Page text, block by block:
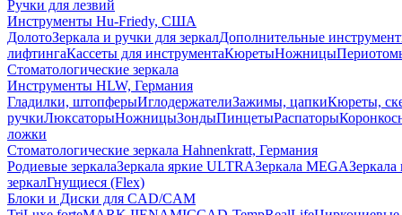
Ручки для лезвий
Инструменты Hu-Friedy, США
ДолотоЗеркала и ручки для зеркалДополнительные
лифтингаКассеты для инструментаКюретыНожницы
Стоматологические зеркала
Инструменты HLW, Германия
Гладилки, штопферыИглодержателиЗажимы, цапкиКюреты,
ручкиЛюксаторыНожницыЗондыПинцетыРаспаторы
ложки
Стоматологические зеркала Hahnenkratt, Германия
Родиевые зеркалаЗеркала яркие ULTRAЗеркала MEGAЗеркала
зеркалГнущиеся (Flex)
Блоки и Диски для CAD/CAM